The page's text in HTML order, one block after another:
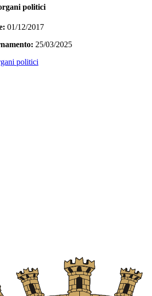
politici
01/12/2017
25/03/2025
politici